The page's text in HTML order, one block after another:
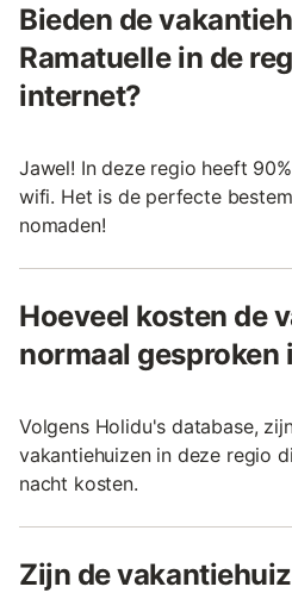
Bieden de
Ramatuelle in de
internet?
Jawel! In deze regio heeft
wifi. Het is de perfecte
nomaden!
Hoeveel kosten de
normaal gesproken
Volgens Holidu's database,
vakantiehuizen in deze regio
nacht kosten.
Zijn de